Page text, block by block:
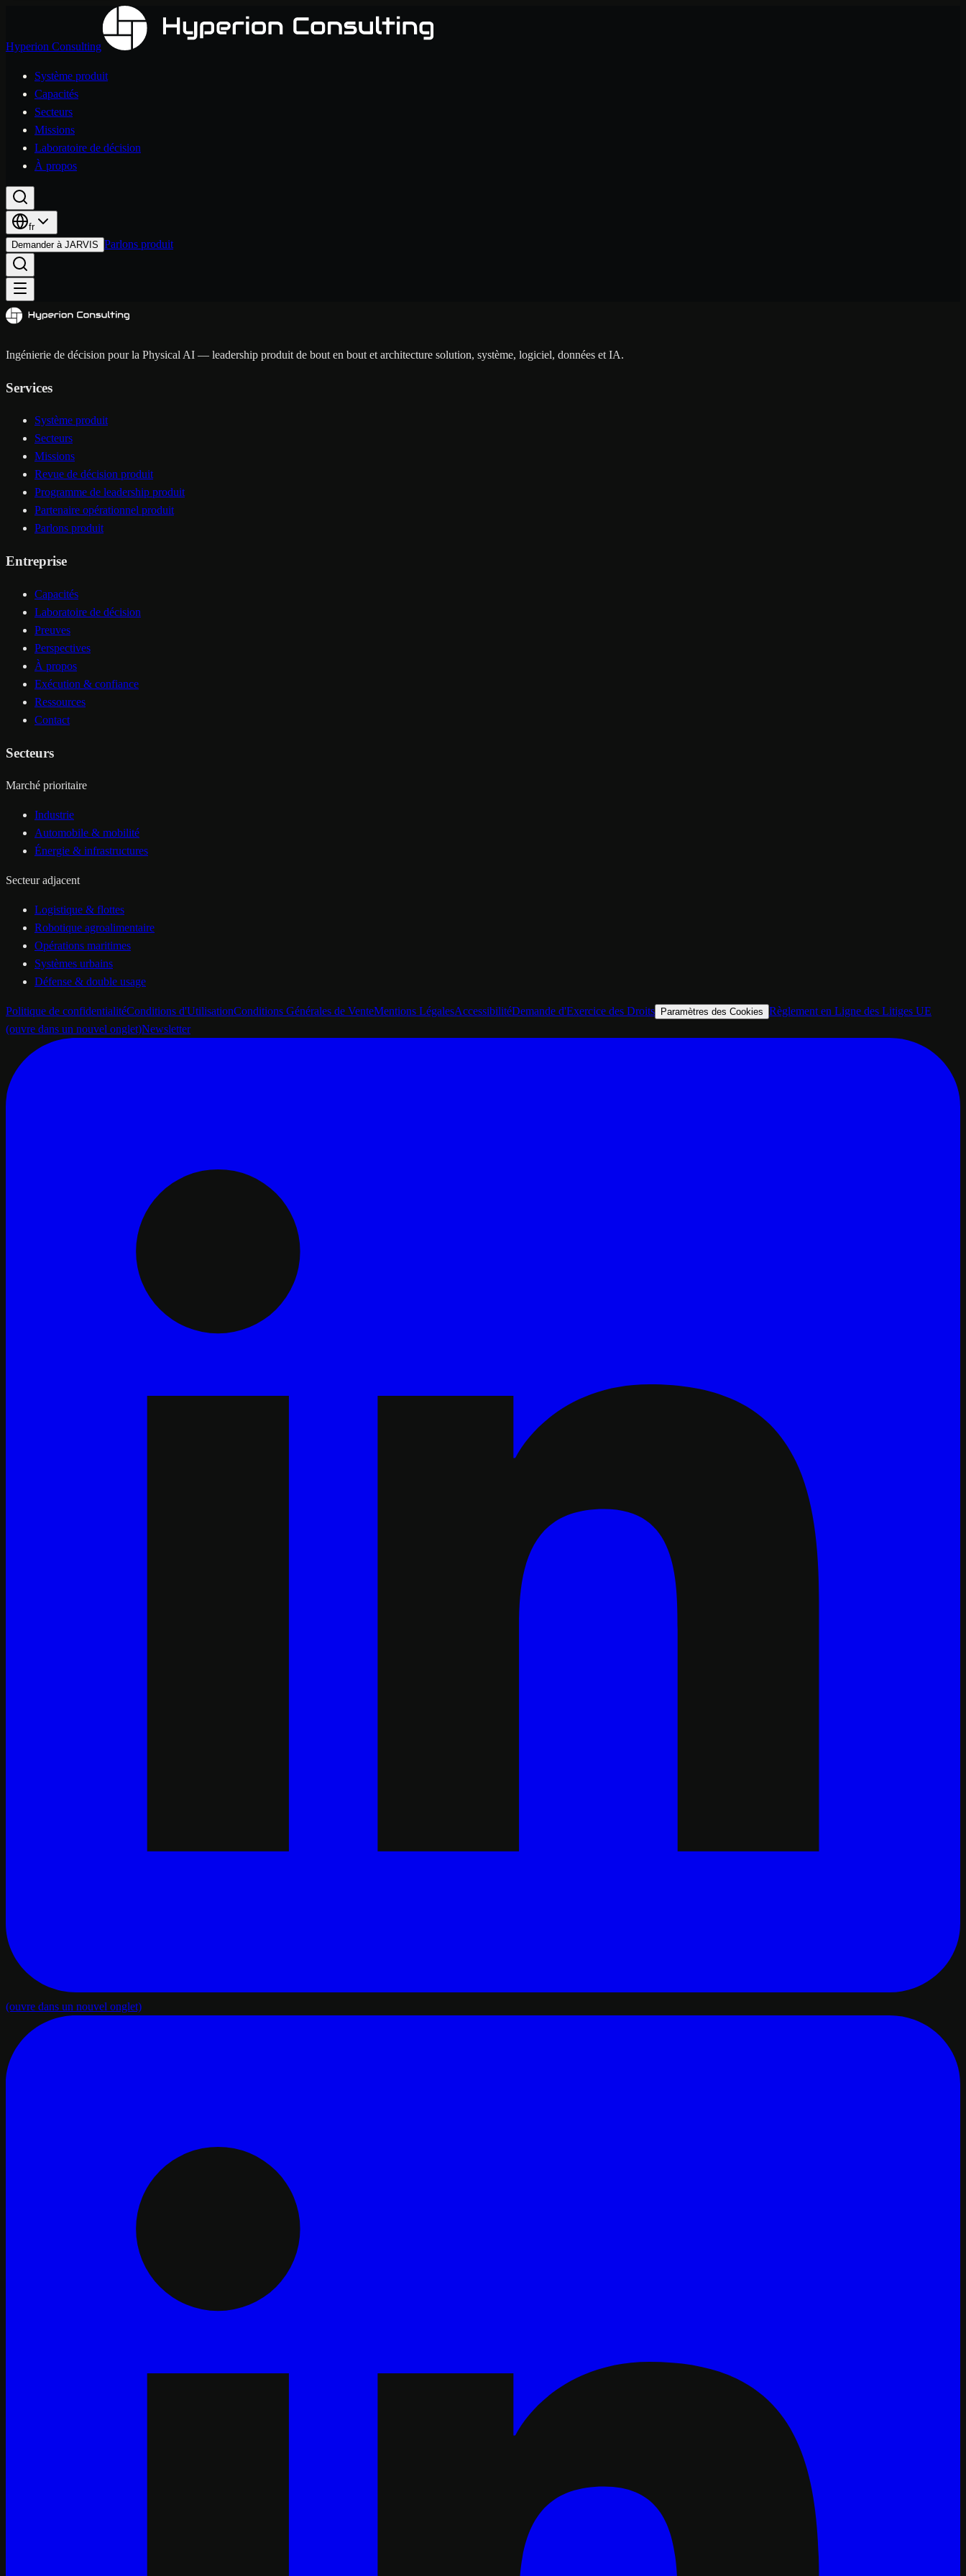
Hyperion Consulting
Système produit
Capacités
Secteurs
Missions
Laboratoire de décision
À propos
fr
Demander à JARVIS Parlons produit
Ingénierie de décision pour la Physical AI — leadership produit de bout en bout et architecture solution, système, logiciel, données et IA.
Services
Système produit
Secteurs
Missions
Revue de décision produit
Programme de leadership produit
Partenaire opérationnel produit
Parlons produit
Entreprise
Capacités
Laboratoire de décision
Preuves
Perspectives
À propos
Exécution & confiance
Ressources
Contact
Secteurs
Marché prioritaire
Industrie
Automobile & mobilité
Énergie & infrastructures
Secteur adjacent
Logistique & flottes
Robotique agroalimentaire
Opérations maritimes
Systèmes urbains
Défense & double usage
Politique de confidentialitéConditions d'UtilisationConditions Générales de VenteMentions LégalesAccessibilitéDemande d'Exercice des Droits Paramètres des Cookies Règlement en Ligne des Litiges UE
(ouvre dans un nouvel onglet)Newsletter
(ouvre dans un nouvel onglet)